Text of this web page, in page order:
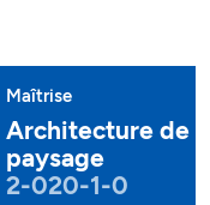
Maîtrise
Architecture de
paysage
2-020-1-0